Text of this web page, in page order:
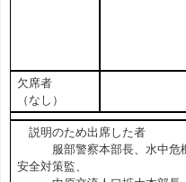
欠席者
（なし）
説明のため出席した者
服部警察本部長、水中危機
安全対策監、